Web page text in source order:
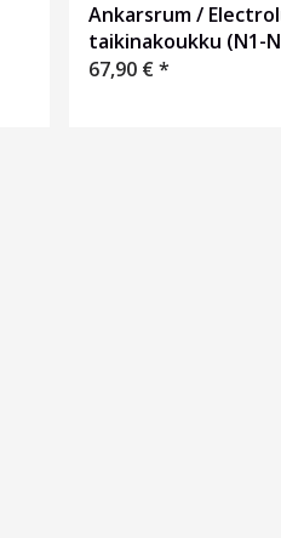
Ankarsrum /
taikinakoukku (N1-
67,90 €*